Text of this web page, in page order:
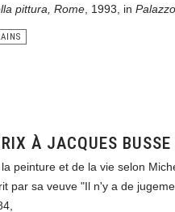
pittura, Rome , 1993, in
À JACQUES
peinture et de la vie selon
par sa veuve "Il n'y a de